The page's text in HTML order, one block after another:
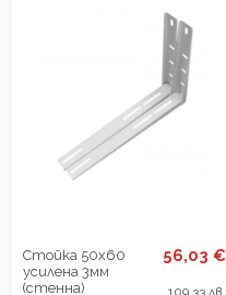
Стойка 50х60
усилена 3мм
(стенна)
56,03 €